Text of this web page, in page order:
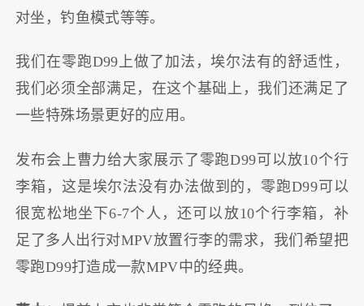
对坐，钓鱼模式等等。
我们在零跑D99上做了加法，埃尔法有的舒适性，
我们必须全部满足，在这个基础上，我们还满足了
一些特殊场景更好的应用。
发布会上曹力给大家展示了零跑D99可以放10个行
李箱，这是埃尔法没有办法做到的，零跑D99可以
很宽松地坐下6-7个人，还可以放10个行李箱，补
足了多人出行对MPV放置行李的需求，我们希望把
零跑D99打造成一款MPV中的经典。